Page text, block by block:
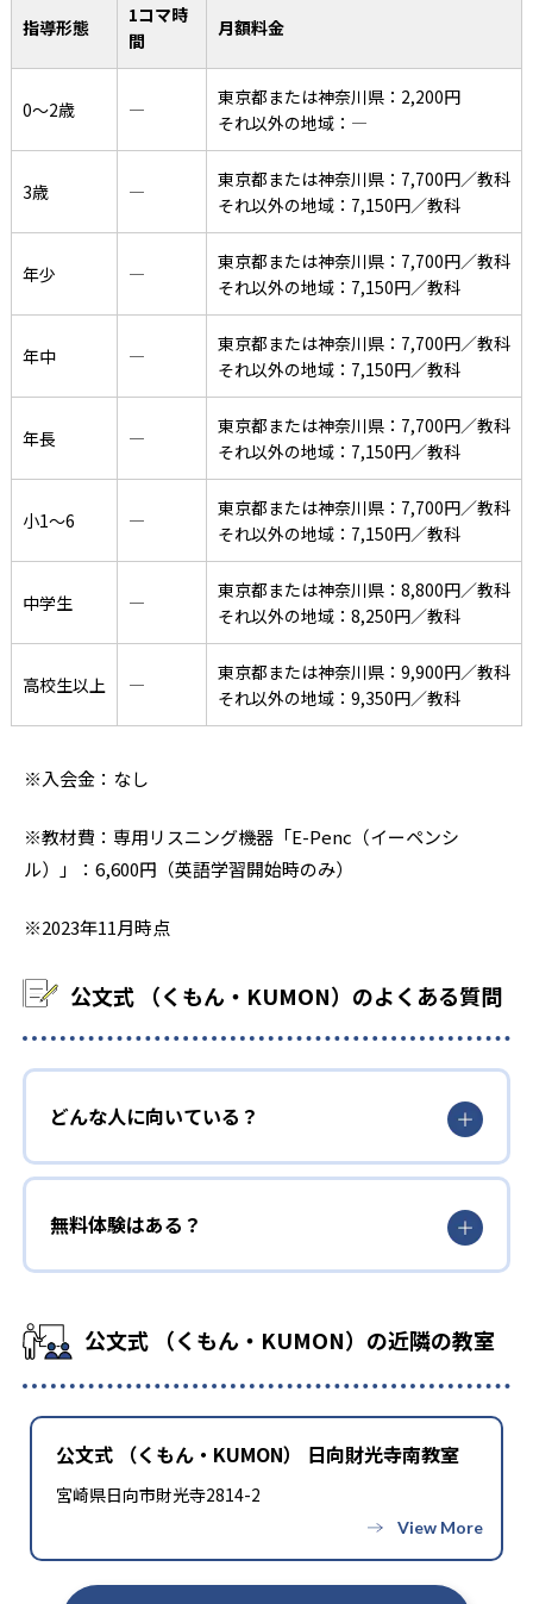
指導形態
1コマ時
間
月額料金
0〜2歳 ―
東京都または神奈川県：2,200円
それ以外の地域：―
3歳 ―
東京都または神奈川県：7,700円／教科
それ以外の地域：7,150円／教科
年少 ―
東京都または神奈川県：7,700円／教科
それ以外の地域：7,150円／教科
年中 ―
東京都または神奈川県：7,700円／教科
それ以外の地域：7,150円／教科
年長 ―
東京都または神奈川県：7,700円／教科
それ以外の地域：7,150円／教科
小1〜6 ―
東京都または神奈川県：7,700円／教科
それ以外の地域：7,150円／教科
中学生 ―
東京都または神奈川県：8,800円／教科
それ以外の地域：8,250円／教科
高校生以上 ―
東京都または神奈川県：9,900円／教科
それ以外の地域：9,350円／教科
※入会金：なし
※教材費：専用リスニング機器「E-Penc（イーペンシ
ル）」：6,600円（英語学習開始時のみ）
※2023年11月時点
公文式 （くもん・KUMON）のよくある質問
どんな人に向いている？
無料体験はある？
公文式 （くもん・KUMON）の近隣の教室
公文式 （くもん・KUMON） 日向財光寺南教室
宮崎県日向市財光寺2814-2